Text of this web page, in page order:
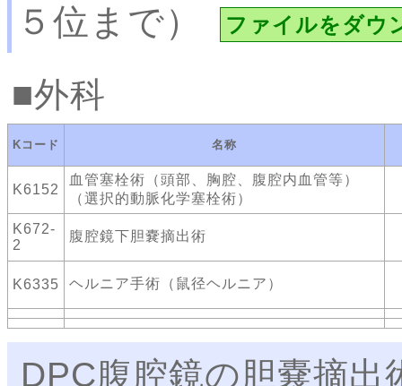
５位まで）
ファイルをダウ
外科
Kコード 名称
K6152
血管塞栓術（頭部、胸腔、腹腔内血管等）
（選択的動脈化学塞栓術）
K672-
2
腹腔鏡下胆嚢摘出術
K6335 ヘルニア手術（鼠径ヘルニア）
DPC腹腔鏡の胆嚢摘